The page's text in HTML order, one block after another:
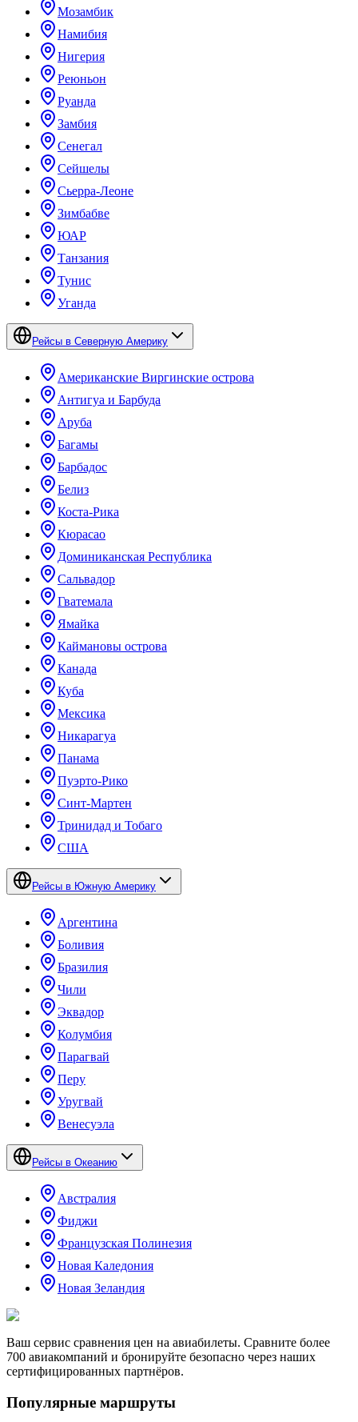
Мозамбик
Намибия
Нигерия
Реюньон
Руанда
Замбия
Сенегал
Сейшелы
Сьерра-Леоне
Зимбабве
ЮАР
Танзания
Тунис
Уганда
Рейсы в Северную Америку
Американские Виргинские острова
Антигуа и Барбуда
Аруба
Багамы
Барбадос
Белиз
Коста-Рика
Кюрасао
Доминиканская Республика
Сальвадор
Гватемала
Ямайка
Каймановы острова
Канада
Куба
Мексика
Никарагуа
Панама
Пуэрто-Рико
Синт-Мартен
Тринидад и Тобаго
США
Рейсы в Южную Америку
Аргентина
Боливия
Бразилия
Чили
Эквадор
Колумбия
Парагвай
Перу
Уругвай
Венесуэла
Рейсы в Океанию
Австралия
Фиджи
Французская Полинезия
Новая Каледония
Новая Зеландия
Ваш сервис сравнения цен на авиабилеты. Сравните более
700 авиакомпаний и бронируйте безопасно через наших
сертифицированных партнёров.
Популярные маршруты